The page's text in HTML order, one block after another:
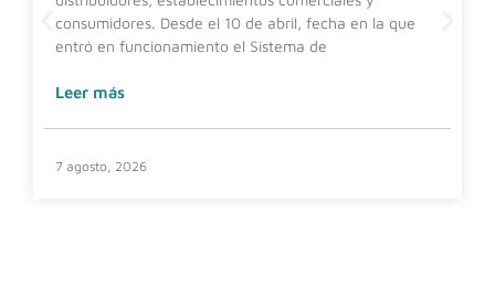
consumidores. Desde el 10 de abril, fecha en la que
entró en funcionamiento el Sistema de
Leer más
7 agosto, 2026